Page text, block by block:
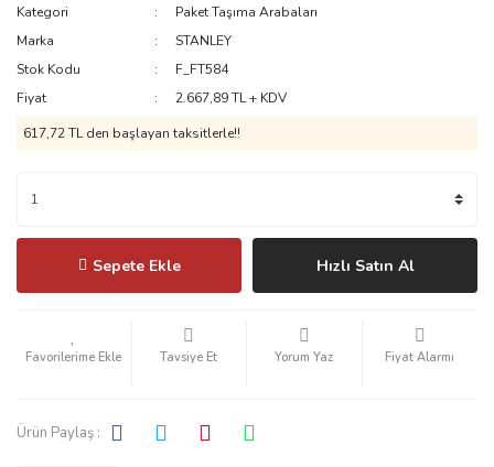
Kategori
Paket Taşıma Arabaları
Marka
STANLEY
Stok Kodu
F_FT584
Fiyat
2.667,89 TL + KDV
617,72 TL den başlayan taksitlerle!!
Sepete Ekle Hızlı Satın Al
Tavsiye Et Yorum Yaz Fiyat Alarmı
Ürün Paylaş :